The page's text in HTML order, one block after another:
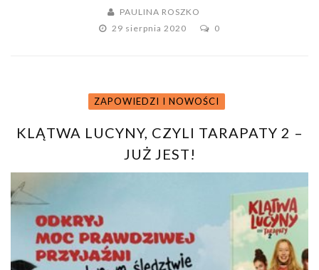
PAULINA ROSZKO
29 sierpnia 2020
0
ZAPOWIEDZI I NOWOŚCI
KLĄTWA LUCYNY, CZYLI TARAPATY 2 –
JUŻ JEST!